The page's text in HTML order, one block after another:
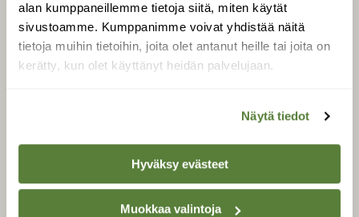
alan kumppaneillemme tietoja siitä, miten käytät
sivustoamme. Kumppanimme voivat yhdistää näitä
tietoja muihin tietoihin, joita olet antanut heille tai joita on
kerätty, kun olet käyttänyt heidän palvelujaan.
Näytä tiedot
Hyväksy evästeet
Muokkaa valintoja
Uusin lehti
Tilaa Suomen Luonto
Tilaa digilukuoikeus
Tilaa uutiskirje
SUOMEN LUONNON­
SUOJELU­LIITTO